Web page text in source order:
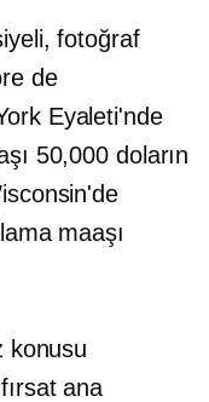
fotoğraf
de
Eyaleti'nde
50,000 doların
maaşı
konusu
ana